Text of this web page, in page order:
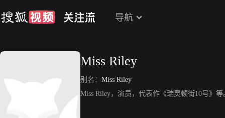
导航
Miss Riley
别名： Miss Riley
Miss Riley，演员，代表作《瑞灵顿街10号》等